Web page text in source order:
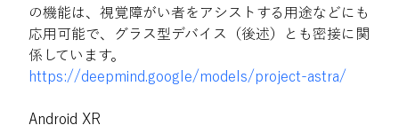
の機能は、視覚障がい者をアシストする用途などにも
応用可能で、グラス型デバイス（後述）とも密接に関
係しています。
https://deepmind.google/models/project-astra/
Android XR